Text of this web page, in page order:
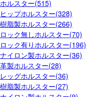
ホルスター(515)
ヒップホルスター(328)
樹脂製ホルスター(266)
ロック無しホルスター(70)
ロック有りホルスター(196)
ナイロン製ホルスター(36)
革製ホルスター(28)
レッグホルスター(36)
樹脂製ホルスター(27)